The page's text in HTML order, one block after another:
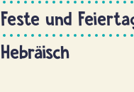
Feste und
Hebräisch